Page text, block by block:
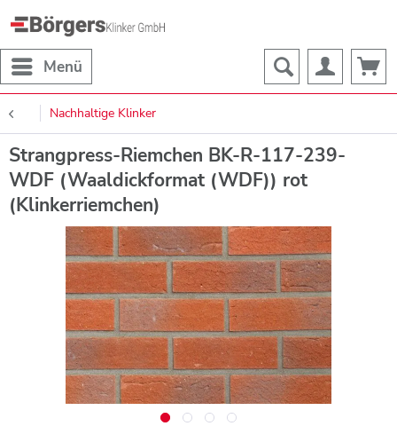
Menü
Nachhaltige Klinker
Strangpress-Riemchen BK-R-117-239-
WDF (Waaldickformat (WDF)) rot
(Klinkerriemchen)